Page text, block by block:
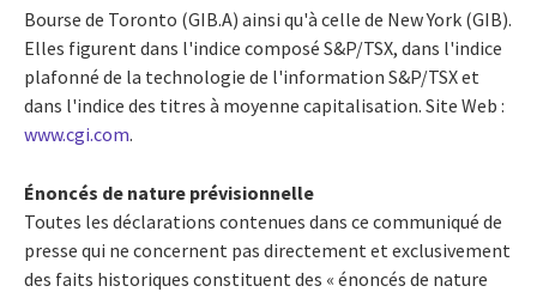
Bourse de Toronto (GIB.A) ainsi qu'à celle de New York (GIB).
Elles figurent dans l'indice composé S&P/TSX, dans l'indice
plafonné de la technologie de l'information S&P/TSX et
dans l'indice des titres à moyenne capitalisation. Site Web :
www.cgi.com.
Énoncés de nature prévisionnelle
Toutes les déclarations contenues dans ce communiqué de
presse qui ne concernent pas directement et exclusivement
des faits historiques constituent des « énoncés de nature